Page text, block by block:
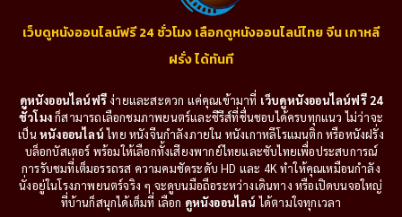
เว็บดูหนังออนไลน์ฟรี 24 ชั่วโมง เลือกดูหนังออนไลน์ไทย จีน เกาหลี
ฝรั่ง ได้ทันที
ดูหนังออนไลน์ฟรีง่ายและสะดวก แค่คุณเข้ามาที่ เว็บดูหนังออนไลน์ฟรี 24
ชั่วโมงก็สามารถเลือกชมภาพยนตร์และซีรีส์ที่ชื่นชอบได้ครบทุกแนว ไม่ว่าจะ
เป็นหนังออนไลน์ไทย หนังจีนกำลังภายใน หนังเกาหลีโรแมนติก หรือหนังฝรั่ง
บล็อกบัสเตอร์ พร้อมให้เลือกทั้งเสียงพากย์ไทยและซับไทยเพื่อประสบการณ์
การรับชมที่เต็มอรรถรส ความคมชัดระดับ HD และ 4K ทำให้คุณเหมือนกำลัง
นั่งอยู่ในโรงภาพยนตร์จริง ๆ จะดูบนมือถือระหว่างเดินทาง หรือเปิดบนจอใหญ่
ที่บ้านก็สนุกได้เต็มที่ เลือก ดูหนังออนไลน์ ได้ตามใจทุกเวลา